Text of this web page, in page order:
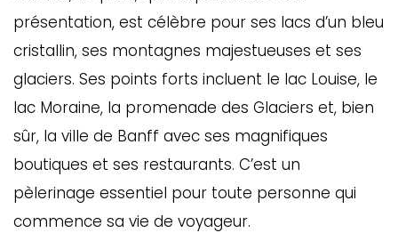
présentation, est célèbre pour ses lacs d’un bleu
cristallin, ses montagnes majestueuses et ses
glaciers. Ses points forts incluent le lac Louise, le
lac Moraine, la promenade des Glaciers et, bien
sûr, la ville de Banff avec ses magnifiques
boutiques et ses restaurants. C’est un
pèlerinage essentiel pour toute personne qui
commence sa vie de voyageur.